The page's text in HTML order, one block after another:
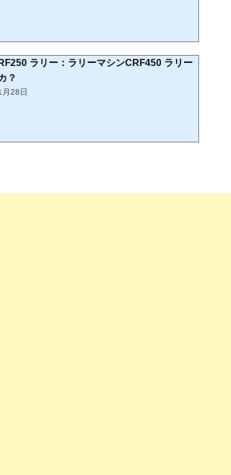
ラリー：ラリーマシンCRF450 ラリー
？
28日